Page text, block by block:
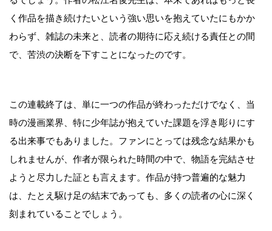
く作品を描き続けたいという強い思いを抱えていたにもかか
わらず、雑誌の未来と、読者の期待に応え続ける責任との間
で、苦渋の決断を下すことになったのです。
この連載終了は、単に一つの作品が終わっただけでなく、当
時の漫画業界、特に少年誌が抱えていた課題を浮き彫りにす
る出来事でもありました。ファンにとっては残念な結果かも
しれませんが、作者が限られた時間の中で、物語を完結させ
ようと尽力した証とも言えます。作品が持つ普遍的な魅力
は、たとえ駆け足の結末であっても、多くの読者の心に深く
刻まれていることでしょう。